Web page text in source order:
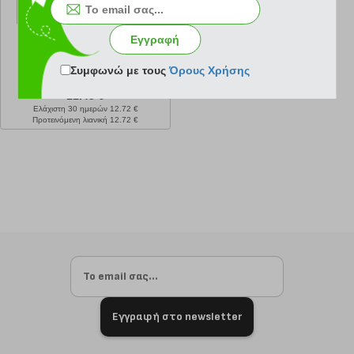
Ελάχιστη 30 ημερών 12.72 €
Προτεινόμενη λιανική 12.72 €
Εγγραφή στο newsletter
Εγγραφή
Συμφωνώ με τουςΌρους Χρήσης